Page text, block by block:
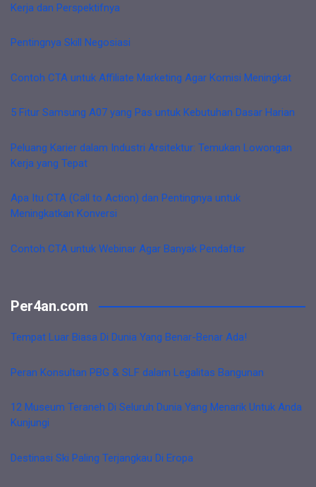
Kerja dan Perspektifnya
Pentingnya Skill Negosiasi
Contoh CTA untuk Affiliate Marketing Agar Komisi Meningkat
5 Fitur Samsung A07 yang Pas untuk Kebutuhan Dasar Harian
Peluang Karier dalam Industri Arsitektur: Temukan Lowongan
Kerja yang Tepat
Apa Itu CTA (Call to Action) dan Pentingnya untuk
Meningkatkan Konversi
Contoh CTA untuk Webinar Agar Banyak Pendaftar
Per4an.com
Tempat Luar Biasa Di Dunia Yang Benar-Benar Ada!
Peran Konsultan PBG & SLF dalam Legalitas Bangunan
12 Museum Teraneh Di Seluruh Dunia Yang Menarik Untuk Anda
Kunjungi
Destinasi Ski Paling Terjangkau Di Eropa